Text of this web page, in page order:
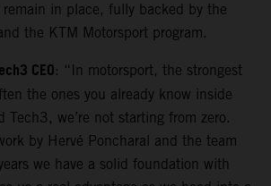
in place, fully backed by the
the KTM Motorsport program.
CEO: “In motorsport, the strongest
the ones you already know inside
Tech3, we’re not starting from zero.
by Hervé Poncharal and the team
we have a solid foundation with